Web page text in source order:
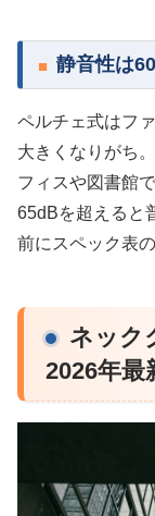
静音性は
ペルチェ式はフ
大きくなりがち
フィスや図書館
65dBを超えると
前にスペック表
ネック
2026年最